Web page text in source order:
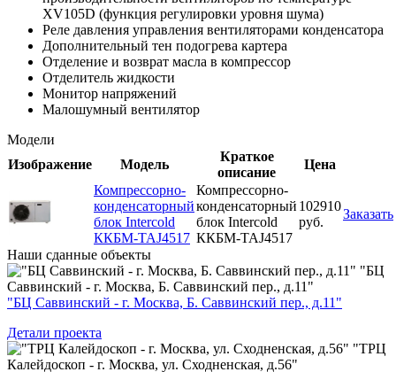
XV105D (функция регулировки уровня шума)
Реле давления управления вентиляторами конденсатора
Дополнительный тен подогрева картера
Отделение и возврат масла в компрессор
Отделитель жидкости
Монитор напряжений
Малошумный вентилятор
Модели
Изображение
Модель
Краткое
описание
Цена
Компрессорно-
конденсаторный
блок Intercold
ККБМ-TAJ4517
Компрессорно-
конденсаторный
блок Intercold
ККБМ-TAJ4517
102910
руб.
Заказать
Наши сданные объекты
"БЦ
Саввинский - г. Москва, Б. Саввинский пер., д.11"
"БЦ Саввинский - г. Москва, Б. Саввинский пер., д.11"
Детали проекта
"ТРЦ
Калейдоскоп - г. Москва, ул. Сходненская, д.56"